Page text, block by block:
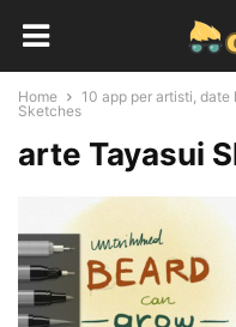
Home 10 app per artisti,
Sketches
arte Tayasui